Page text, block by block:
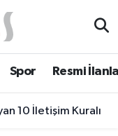
Spor Resmi
10 İletişim Kuralı